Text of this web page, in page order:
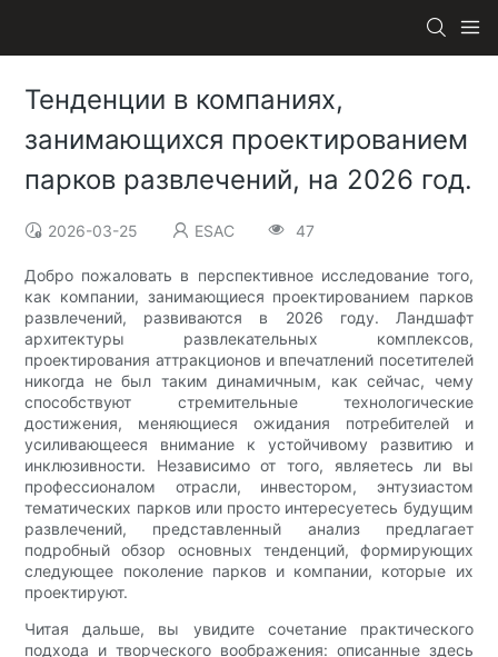
Тенденции в компаниях,
занимающихся проектированием
парков развлечений, на 2026 год.
2026-03-25 ESAC 47
Добро пожаловать в перспективное исследование того,
как компании, занимающиеся проектированием парков
развлечений, развиваются в 2026 году. Ландшафт
архитектуры развлекательных комплексов,
проектирования аттракционов и впечатлений посетителей
никогда не был таким динамичным, как сейчас, чему
способствуют стремительные технологические
достижения, меняющиеся ожидания потребителей и
усиливающееся внимание к устойчивому развитию и
инклюзивности. Независимо от того, являетесь ли вы
профессионалом отрасли, инвестором, энтузиастом
тематических парков или просто интересуетесь будущим
развлечений, представленный анализ предлагает
подробный обзор основных тенденций, формирующих
следующее поколение парков и компании, которые их
проектируют.
Читая дальше, вы увидите сочетание практического
подхода и творческого воображения: описанные здесь